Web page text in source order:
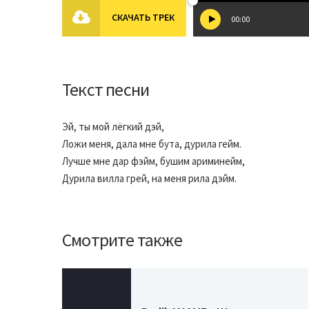
СКАЧАТЬ ТРЕК 00:00
Текст песни
Эй, ты мой лёгкий дэй,
Ложи меня, дала мне бута, дурила гейм.
Лучше мне дар фэйм, бушим ариминейм,
Дурила вилла грей, на меня рила дэйм.
Смотрите также